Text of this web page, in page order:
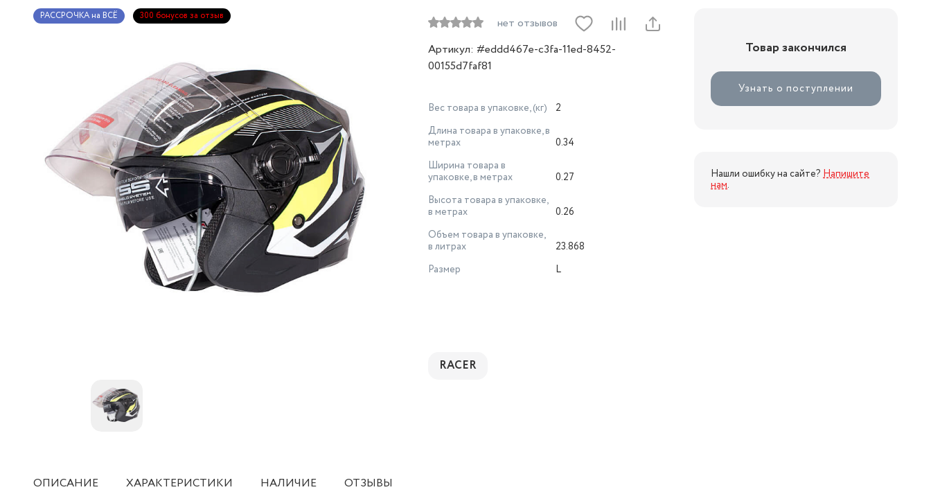
РАССРОЧКА на ВСЁ 300 бонусов за отзыв
нет отзывов
Артикул: #eddd467e-c3fa-11ed-8452-
00155d7faf81
Вес товара в упаковке, (кг)
2
Длина товара в упаковке, в
метрах
0.34
Ширина товара в
упаковке, в метрах
0.27
Высота товара в упаковке,
в метрах
0.26
Объем товара в упаковке,
в литрах
23.868
Размер
L
RACER
Товар закончился
Узнать о поступлении
Нашли ошибку на сайте? Напишите
нам.
ОПИСАНИЕ ХАРАКТЕРИСТИКИ НАЛИЧИЕ ОТЗЫВЫ